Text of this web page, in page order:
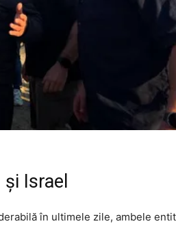
Israel
în ultimele zile, ambele